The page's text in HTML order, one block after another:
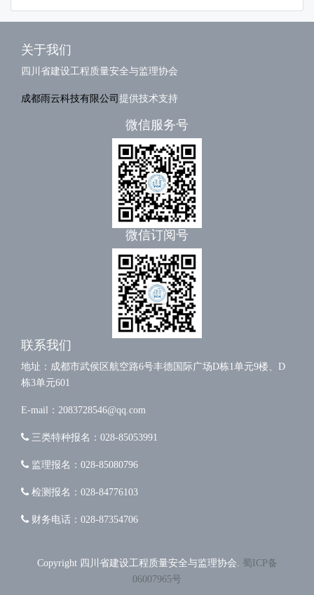
关于我们
四川省建设工程质量安全与监理协会
成都雨云科技有限公司提供技术支持
微信服务号
微信订阅号
联系我们
地址：成都市武侯区航空路6号丰德国际广场D栋1单元9楼、D
栋3单元601
E-mail：2083728546@qq.com
三类特种报名：028-85053991
监理报名：028-85080796
检测报名：028-84776103
财务电话：028-87354706
Copyright 四川省建设工程质量安全与监理协会. 蜀ICP备
06007965号